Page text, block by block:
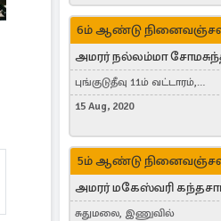
6ம் ஆண்டு
அமரர் நல்லம்மா
புங்குடுதீவு 11ம் வட்டாரம்,
கொட்டாஞ்சேனை
15 Aug, 2020
5ம் ஆண்டு
அமரர் மகேஸ்வரி
சுதுமலை, இணுவில்